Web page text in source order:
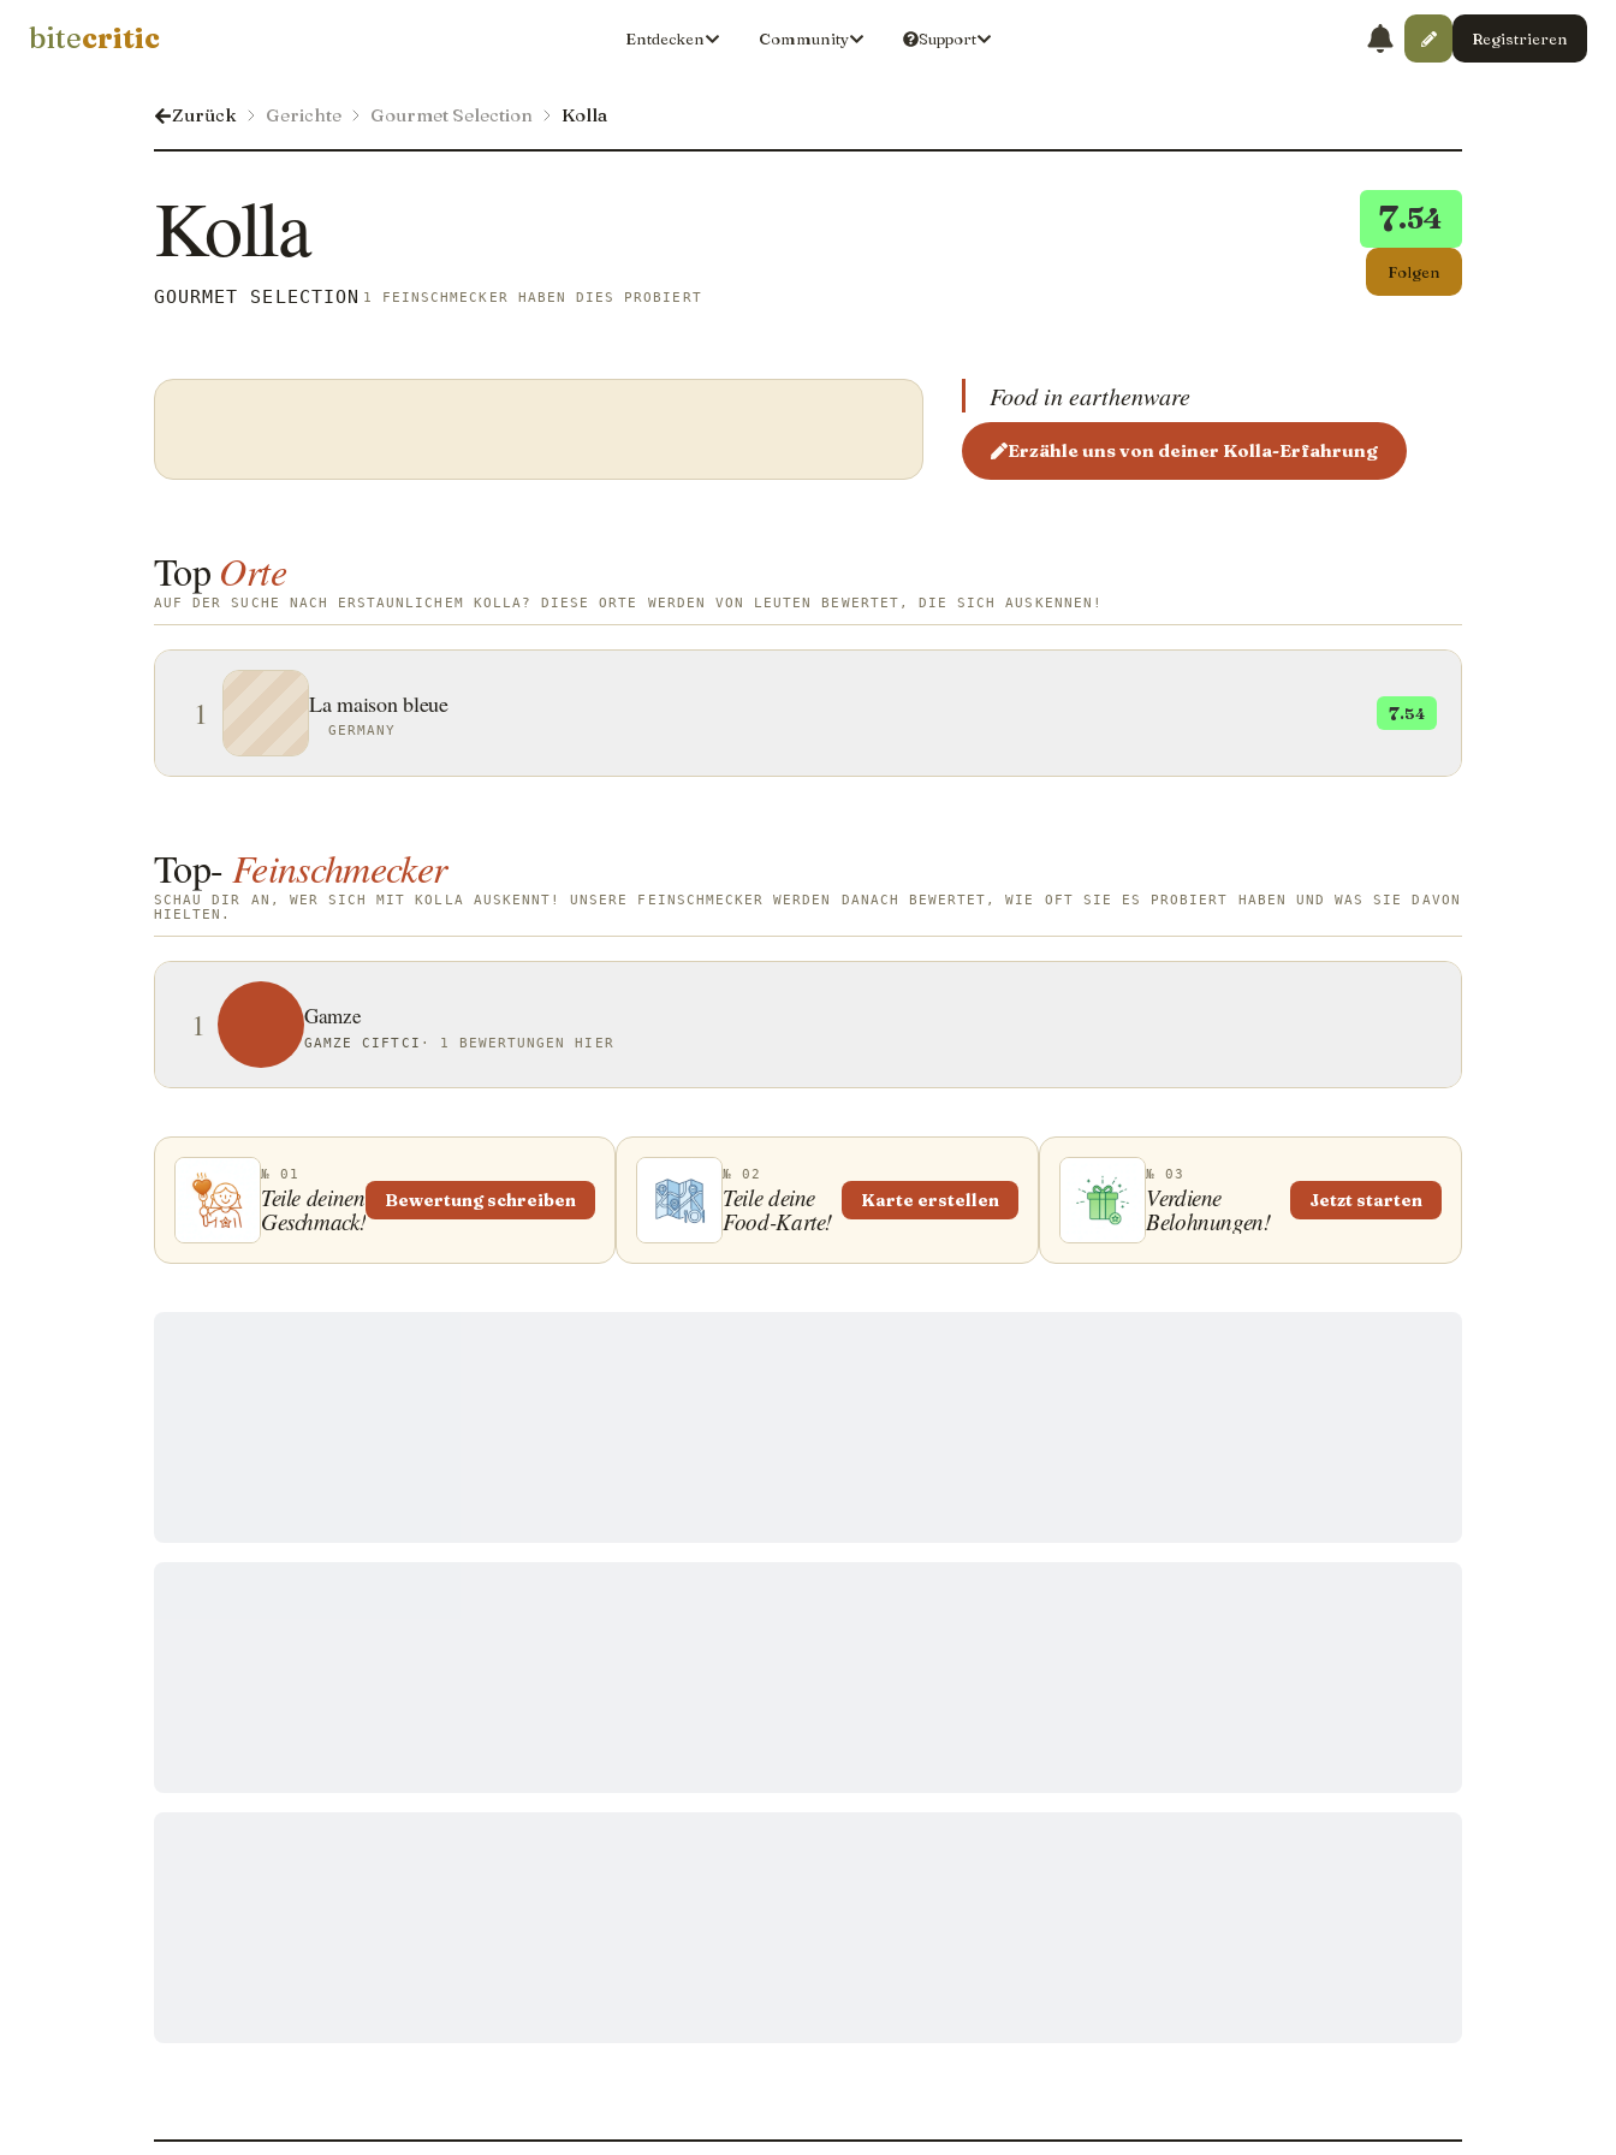
bitecritic Entdecken Community Support Registrieren
Zurück Gerichte Gourmet Selection Kolla
7.54
Folgen
Kolla
GOURMET SELECTION 1 FEINSCHMECKER HABEN DIES PROBIERT
Food in earthenware
Erzähle uns von deiner Kolla-Erfahrung
Top Orte
AUF DER SUCHE NACH ERSTAUNLICHEM KOLLA? DIESE ORTE WERDEN VON LEUTEN BEWERTET, DIE SICH AUSKENNEN!
1 La maison bleue
GERMANY
7.54
Top-Feinschmecker
SCHAU DIR AN, WER SICH MIT KOLLA AUSKENNT! UNSERE FEINSCHMECKER WERDEN DANACH BEWERTET, WIE OFT SIE ES PROBIERT HABEN UND WAS SIE DAVON
HIELTEN.
1 Gamze
GAMZE CIFTCI · 1 BEWERTUNGEN HIER
№ 01
Teile deinen
Geschmack!
Bewertung schreiben
№ 02
Teile deine
Food-Karte!
Karte erstellen
№ 03
Verdiene
Belohnungen!
Jetzt starten